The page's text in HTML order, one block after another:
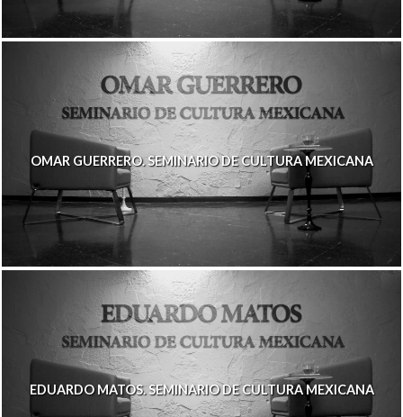
OMAR GUERRERO. SEMINARIO DE CULTURA MEXICANA
EDUARDO MATOS. SEMINARIO DE CULTURA MEXICANA